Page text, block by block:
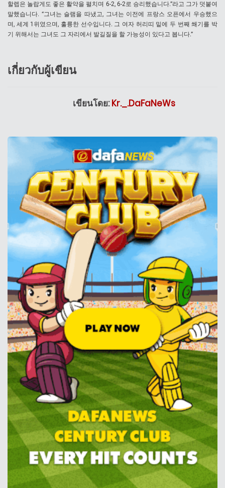
할렙은 놀랍게도 좋은 활약을 펼치며 6-2, 6-2로 승리했습니다.”라고 그가 덧붙여
말했습니다. “그녀는 슬램을 따냈고, 그녀는 이전에 프랑스 오픈에서 우승했으
며, 세계 1위였으며, 훌륭한 선수입니다. 그 여자 허리띠 밑에 두 번째 쐐기를 박
기 위해서는 그녀도 그 자리에서 발길질을 할 가능성이 있다고 봅니다.”
เกี่ยวกับผู้เขียน
เขียนโดย:Kr._.DaFaNeWs